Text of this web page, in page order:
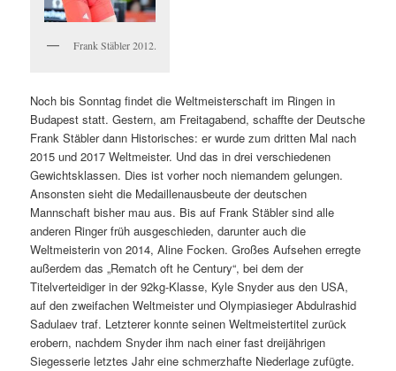
Frank Stäbler 2012.
Noch bis Sonntag findet die Weltmeisterschaft im Ringen in
Budapest statt. Gestern, am Freitagabend, schaffte der Deutsche
Frank Stäbler dann Historisches: er wurde zum dritten Mal nach
2015 und 2017 Weltmeister. Und das in drei verschiedenen
Gewichtsklassen. Dies ist vorher noch niemandem gelungen.
Ansonsten sieht die Medaillenausbeute der deutschen
Mannschaft bisher mau aus. Bis auf Frank Stäbler sind alle
anderen Ringer früh ausgeschieden, darunter auch die
Weltmeisterin von 2014, Aline Focken. Großes Aufsehen erregte
außerdem das „Rematch oft he Century“, bei dem der
Titelverteidiger in der 92kg-Klasse, Kyle Snyder aus den USA,
auf den zweifachen Weltmeister und Olympiasieger Abdulrashid
Sadulaev traf. Letzterer konnte seinen Weltmeistertitel zurück
erobern, nachdem Snyder ihm nach einer fast dreijährigen
Siegesserie letztes Jahr eine schmerzhafte Niederlage zufügte.